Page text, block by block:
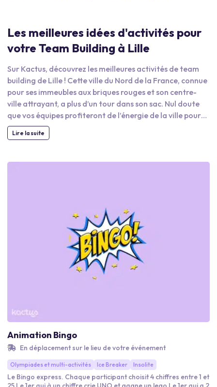
Les meilleures idées d'activités pour
votre Team Building à Lille
Sur Kactus, découvrez les meilleures activités de team
building de Lille ! Cette ville du Nord de la France, connue
pour ses immeubles aux briques rouges et son centre-
ville attrayant, a plus d’un tour dans son sac. Nul doute
que vos équipes profiteront de l’énergie de la ville pour
resserrer leurs liens. Faites-leur parcourir le vieux-Lille et
la Grand-Place grâce à une course au trésor effrénée,
le thème est la confiance en soi, pensez aux activités
activité culturelle, visitez le palais des Beaux-Arts en
organisant à la fin un questionnaire en équipe !
Lire la suite
Animation Bingo
En déplacement sur le lieu de votre événement
Olympiades et multi-activités Ice Breaker Insolite
Le Bingo express. Chaque participant choisit 4 chiffres entre 1 et